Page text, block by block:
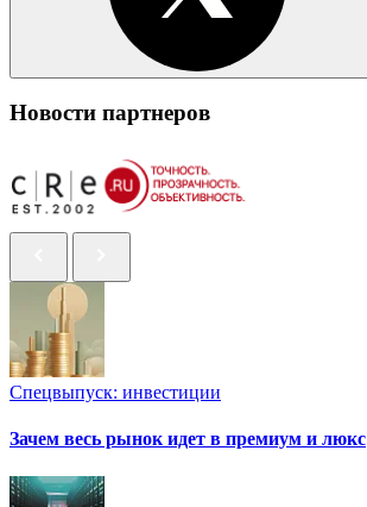
Новости партнеров
Спецвыпуск: инвестиции
Зачем весь рынок идет в премиум и люкс